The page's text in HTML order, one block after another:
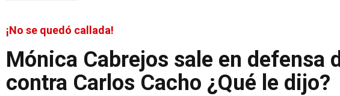
¡No se quedó callada!
Mónica Cabrejos sale en defensa
contra Carlos Cacho ¿Qué le dijo?